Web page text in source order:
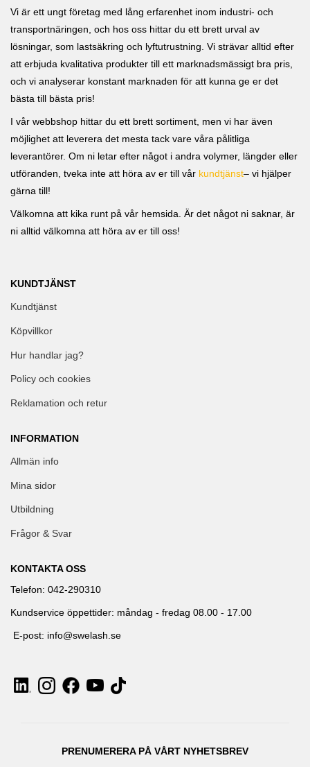
Vi är ett ungt företag med lång erfarenhet inom industri- och
transportnäringen, och hos oss hittar du ett brett urval av
lösningar, som lastsäkring och lyftutrustning. Vi strävar alltid efter
att erbjuda kvalitativa produkter till ett marknadsmässigt bra pris,
och vi analyserar konstant marknaden för att kunna ge er det
bästa till bästa pris!
I vår webbshop hittar du ett brett sortiment, men vi har även
möjlighet att leverera det mesta tack vare våra pålitliga
leverantörer. Om ni letar efter något i andra volymer, längder eller
utföranden, tveka inte att höra av er till vår kundtjänst– vi hjälper
gärna till!
Välkomna att kika runt på vår hemsida. Är det något ni saknar, är
ni alltid välkomna att höra av er till oss!
KUNDTJÄNST
Kundtjänst
Köpvillkor
Hur handlar jag?
Policy och cookies
Reklamation och retur
INFORMATION
Allmän info
Mina sidor
Utbildning
Frågor & Svar
KONTAKTA OSS
Telefon: 042-290310
Kundservice öppettider: måndag - fredag 08.00 - 17.00
E-post: info@swelash.se
PRENUMERERA PÅ VÅRT NYHETSBREV